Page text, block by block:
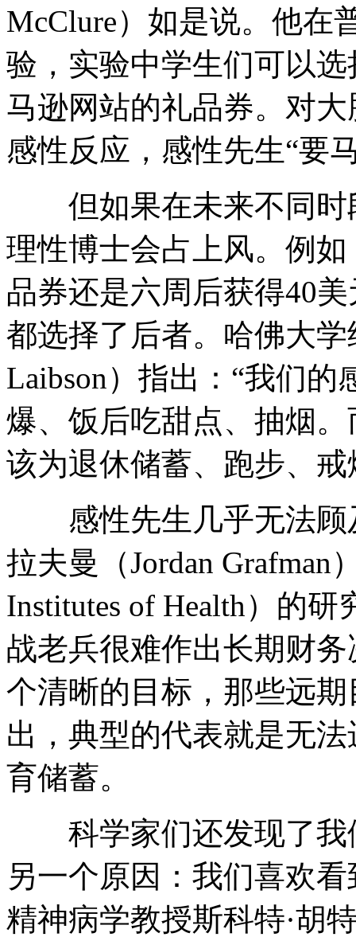
McClure）如是说。他在
验，实验中学生们可以
马逊网站的礼品券。对
感性反应，感性先生“要
但如果在未来不同时
理性博士会占上风。例
品券还是六周后获得40
都选择了后者。哈佛大
Laibson）指出：“我们
爆、饭后吃甜点、抽烟
该为退休储蓄、跑步、戒
感性先生几乎无法顾
拉夫曼（Jordan Grafman
Institutes of Health）的
战老兵很难作出长期财
个清晰的目标，那些远
出，典型的代表就是无
育储蓄。
科学家们还发现了我
另一个原因：我们喜欢
精神病学教授斯科特·胡